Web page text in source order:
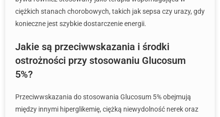
ciężkich stanach chorobowych, takich jak sepsa czy urazy, gdy
konieczne jest szybkie dostarczenie energii.
Jakie są przeciwwskazania i środki
ostrożności przy stosowaniu Glucosum
5%?
Przeciwwskazania do stosowania Glucosum 5% obejmują
między innymi hiperglikemię, ciężką niewydolność nerek oraz